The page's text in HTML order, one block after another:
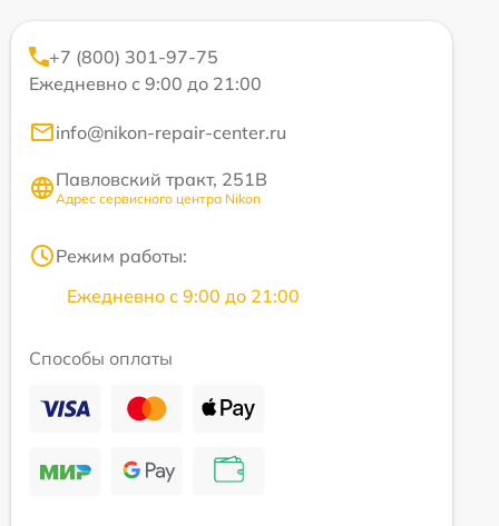
+7 (800) 301-97-75
Ежедневно с 9:00 до 21:00
info@nikon-repair-center.ru
Павловский тракт, 251В
Адрес сервисного центра Nikon
Режим работы:
Ежедневно с 9:00 до 21:00
Способы оплаты